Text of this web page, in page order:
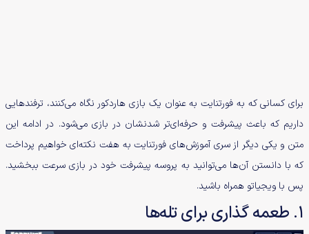
برای کسانی که به فورتنایت به عنوان یک بازی هاردکور نگاه می‌کنند، ترفندهایی
داریم که باعث پیشرفت و حرفه‌ای‌تر شدنشان در بازی می‌شود. در ادامه این
متن و یکی دیگر از سری آموزش‌های فورتنایت به هفت نکته‌ای خواهیم پرداخت
که با دانستن آن‌ها می‌توانید به پروسه پیشرفت خود در بازی سرعت ببخشید.
پس با ویجیاتو همراه باشید.
1. طعمه گذاری برای تله‌ها